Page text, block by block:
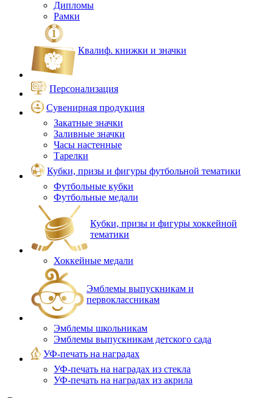
Дипломы
Рамки
Квалиф. книжки и значки
Персонализация
Сувенирная продукция
Закатные значки
Заливные значки
Часы настенные
Тарелки
Кубки, призы и фигуры футбольной тематики
Футбольные кубки
Футбольные медали
Кубки, призы и фигуры хоккейной
тематики
Хоккейные медали
Эмблемы выпускникам и
первоклассникам
Эмблемы школьникам
Эмблемы выпускникам детского сада
УФ-печать на наградах
УФ‑печать на наградах из стекла
УФ-печать на наградах из акрила